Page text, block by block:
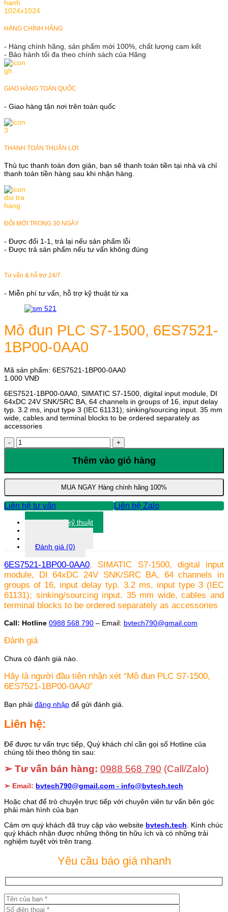
HÀNG CHÍNH HÃNG
- Hàng chính hãng, sản phẩm mới 100%, chất lượng cam kết
- Bảo hành tối đa theo chính sách của Hãng
GIAO HÀNG TOÀN QUỐC
- Giao hàng tận nơi trên toàn quốc
THANH TOÁN THUẬN LỢI
Thủ tục thanh toán đơn giản, bạn sẽ thanh toán tiền tại nhà và chỉ
thanh toán tiền hàng sau khi nhận hàng.
ĐỔI MỚI TRONG 30 NGÀY
- Được đổi 1-1, trả lại nếu sản phẩm lỗi
- Được trả sản phẩm nếu tư vấn không đúng
Tư vấn & hỗ trợ 24/7
- Miễn phí tư vấn, hỗ trợ kỹ thuật từ xa
Mô đun PLC S7-1500, 6ES7521-
1BP00-0AA0
Mã sản phẩm: 6ES7521-1BP00-0AA0
1.000 VNĐ
6ES7521-1BP00-0AA0, SIMATIC S7-1500, digital input module, DI
64xDC 24V SNK/SRC BA, 64 channels in groups of 16, input delay
typ. 3.2 ms, input type 3 (IEC 61131); sinking/sourcing input. 35 mm
wide, cables and terminal blocks to be ordered separately as
accessories
Mô
đun
1500,
6ES7521-
0AA0
số
lượng
Thêm vào giỏ hàng
MUA NGAY Hàng chính hãng 100%
Liên hệ tư vấn Liên hệ Zalo
Thông số kỹ thuật
Đánh giá (0)
6ES7521-1BP00-0AA0, SIMATIC S7-1500, digital input
module, DI 64xDC 24V SNK/SRC BA, 64 channels in
groups of 16, input delay typ. 3.2 ms, input type 3 (IEC
61131); sinking/sourcing input. 35 mm wide, cables and
terminal blocks to be ordered separately as accessories
Call: Hotline 0988 568 790 – Email: bvtech790@gmail.com
Đánh giá
Chưa có đánh giá nào.
Hãy là người đầu tiên nhận xét “Mô đun PLC S7-1500,
6ES7521-1BP00-0AA0”
Bạn phải đăng nhập để gửi đánh giá.
Liên hệ:
Để được tư vấn trực tiếp, Quý khách chỉ cần gọi số Hotline của
chúng tôi theo thông tin sau:
➢ Tư vấn bán hàng: 0988 568 790 (Call/Zalo)
➢ Email: bvtech790@gmail.com - info@bvtech.tech
Hoặc chat để trò chuyện trực tiếp với chuyên viên tư vấn bên góc
phải màn hình của bạn
Cảm ơn quý khách đã truy cập vào website bvtech.tech. Kính chúc
quý khách nhận được những thông tin hữu ích và có những trải
nghiệm tuyệt vời trên trang.
Yêu cầu báo giá nhanh